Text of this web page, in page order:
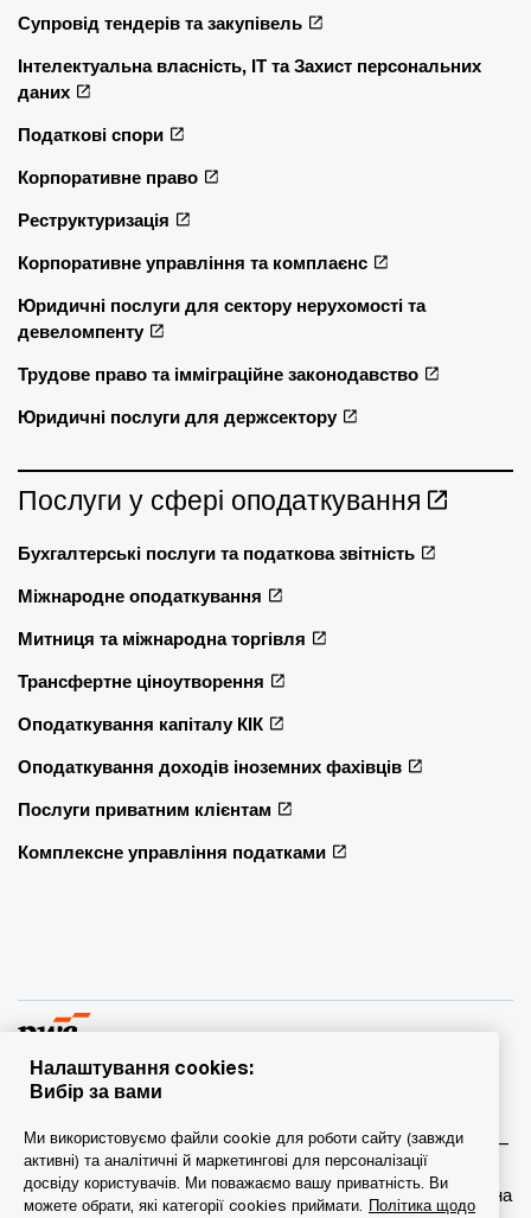
Супровід тендерів та закупівель
Інтелектуальна власність, ІТ та Захист персональних
даних
Податкові спори
Корпоративне право
Реструктуризація
Корпоративне управління та комплаєнс
Юридичні послуги для сектору нерухомості та
девеломпенту
Трудове право та імміграційне законодавство
Юридичні послуги для держсектору
Послуги у сфері оподаткування
Бухгалтерські послуги та податкова звітність
Міжнародне оподаткування
Митниця та міжнародна торгівля
Трансфертне ціноутворення
Оподаткування капіталу КІК
Оподаткування доходів іноземних фахівців
Послуги приватним клієнтам
Комплексне управління податками
учасник/фірми-учасниці мережі PwC, а в деяких випадках –
міжнародна мережа PwC. Кожна фірма мережі є
самостійною юридичною особою. Докладніша інформація на
Налаштування cookies:
Вибір за вами
Ми використовуємо файли cookie для роботи сайту (завжди
активні) та аналітичні й маркетингові для персоналізації
досвіду користувачів. Ми поважаємо вашу приватність. Ви
можете обрати, які категорії cookies приймати. Політика щодо